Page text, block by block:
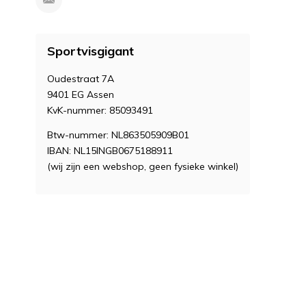
Sportvisgigant
Oudestraat 7A
9401 EG Assen
KvK-nummer: 85093491
Btw-nummer: NL863505909B01
IBAN: NL15INGB0675188911
(wij zijn een webshop, geen fysieke winkel)